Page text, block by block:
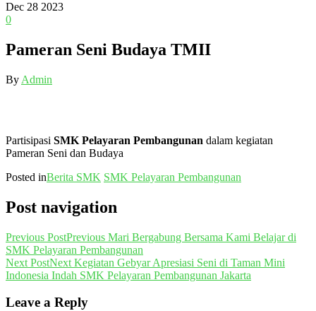
Dec 28 2023
0
Pameran Seni Budaya TMII
By Admin
Partisipasi SMK Pelayaran Pembangunan dalam kegiatan
Pameran Seni dan Budaya
Posted inBerita SMK SMK Pelayaran Pembangunan
Post navigation
Previous PostPrevious Mari Bergabung Bersama Kami Belajar di
SMK Pelayaran Pembangunan
Next PostNext Kegiatan Gebyar Apresiasi Seni di Taman Mini
Indonesia Indah SMK Pelayaran Pembangunan Jakarta
Leave a Reply